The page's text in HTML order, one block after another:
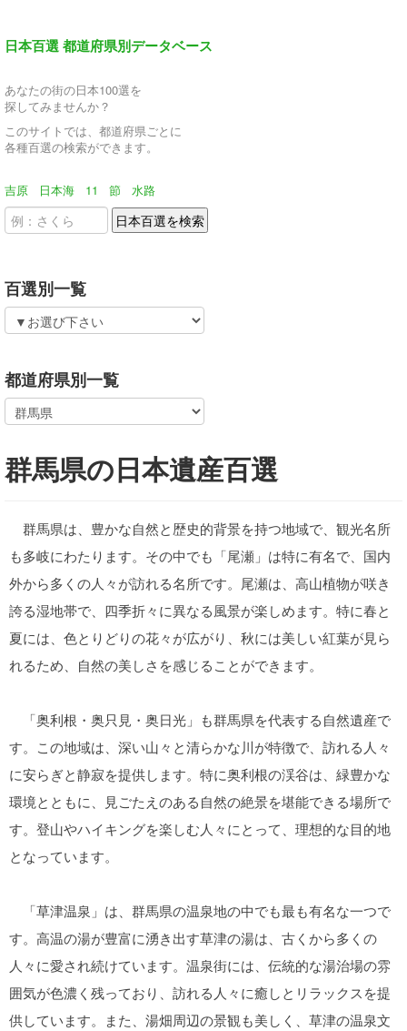
日本百選 都道府県別データベース
あなたの街の日本100選を
探してみませんか？
このサイトでは、都道府県ごとに
各種百選の検索ができます。
吉原 日本海 11 節 水路
百選別一覧
都道府県別一覧
群馬県の日本遺産百選
群馬県は、豊かな自然と歴史的背景を持つ地域で、観光名所
も多岐にわたります。その中でも「尾瀬」は特に有名で、国内
外から多くの人々が訪れる名所です。尾瀬は、高山植物が咲き
誇る湿地帯で、四季折々に異なる風景が楽しめます。特に春と
夏には、色とりどりの花々が広がり、秋には美しい紅葉が見ら
れるため、自然の美しさを感じることができます。
「奥利根・奥只見・奥日光」も群馬県を代表する自然遺産で
す。この地域は、深い山々と清らかな川が特徴で、訪れる人々
に安らぎと静寂を提供します。特に奥利根の渓谷は、緑豊かな
環境とともに、見ごたえのある自然の絶景を堪能できる場所で
す。登山やハイキングを楽しむ人々にとって、理想的な目的地
となっています。
「草津温泉」は、群馬県の温泉地の中でも最も有名な一つで
す。高温の湯が豊富に湧き出す草津の湯は、古くから多くの
人々に愛され続けています。温泉街には、伝統的な湯治場の雰
囲気が色濃く残っており、訪れる人々に癒しとリラックスを提
供しています。また、湯畑周辺の景観も美しく、草津の温泉文